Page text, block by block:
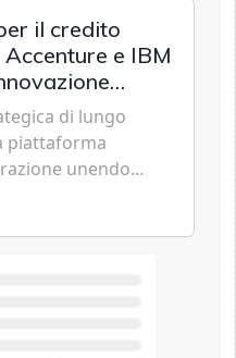
il credito
e IBM
di lungo
piattaforma
unendo